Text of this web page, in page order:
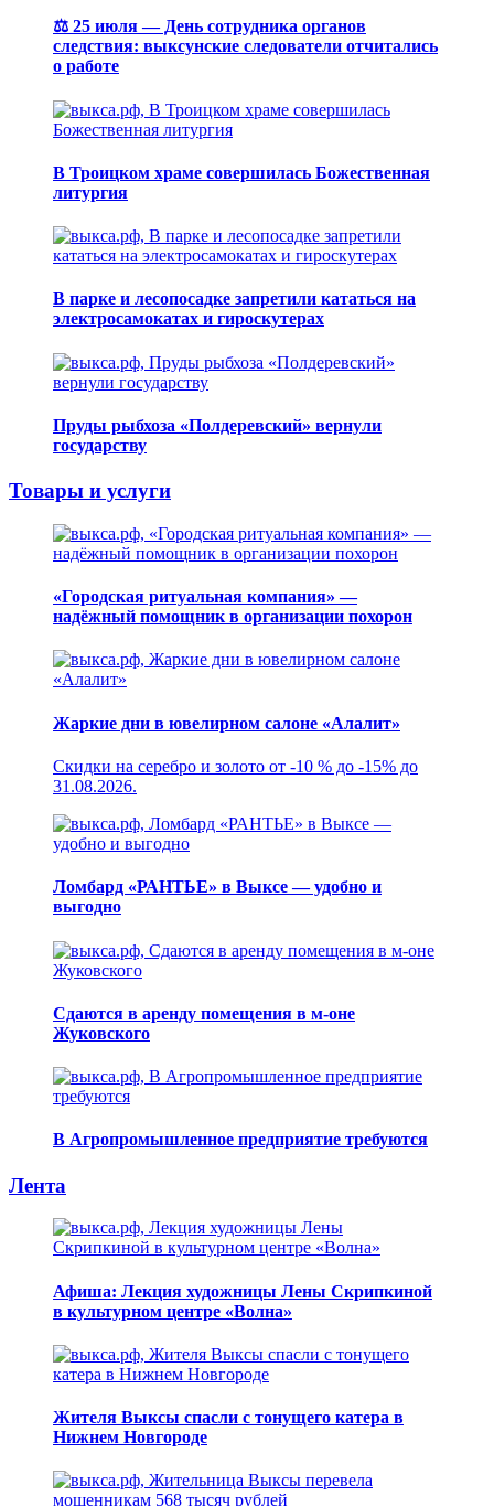
⚖️ 25 июля — День сотрудника органов
следствия: выксунские следователи отчитались
о работе
В Троицком храме совершилась Божественная
литургия
В парке и лесопосадке запретили кататься на
электросамокатах и гироскутерах
Пруды рыбхоза «Полдеревский» вернули
государству
Товары и услуги
«Городская ритуальная компания» —
надёжный помощник в организации похорон
Жаркие дни в ювелирном салоне «Алалит»
Скидки на серебро и золото от -10 % до -15% до
31.08.2026.
Ломбард «РАНТЬЕ» в Выксе — удобно и
выгодно
Сдаются в аренду помещения в м-оне
Жуковского
В Агропромышленное предприятие требуются
Лента
Афиша: Лекция художницы Лены Скрипкиной
в культурном центре «Волна»
Жителя Выксы спасли с тонущего катера в
Нижнем Новгороде